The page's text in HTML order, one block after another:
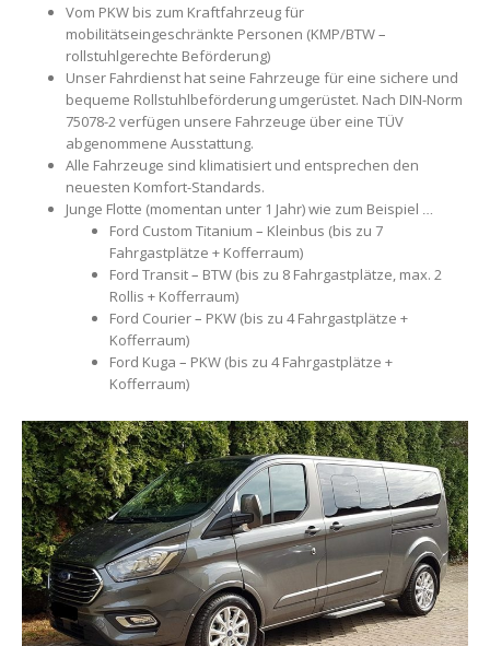
Vom PKW bis zum Kraftfahrzeug für
mobilitätseingeschränkte Personen (KMP/BTW –
rollstuhlgerechte Beförderung)
Unser Fahrdienst hat seine Fahrzeuge für eine sichere und
bequeme Rollstuhlbeförderung umgerüstet. Nach DIN-Norm
75078-2 verfügen unsere Fahrzeuge über eine TÜV
abgenommene Ausstattung.
Alle Fahrzeuge sind klimatisiert und entsprechen den
neuesten Komfort-Standards.
Junge Flotte (momentan unter 1 Jahr) wie zum Beispiel …
Ford Custom Titanium – Kleinbus (bis zu 7
Fahrgastplätze + Kofferraum)
Ford Transit – BTW (bis zu 8 Fahrgastplätze, max. 2
Rollis + Kofferraum)
Ford Courier – PKW (bis zu 4 Fahrgastplätze +
Kofferraum)
Ford Kuga – PKW (bis zu 4 Fahrgastplätze +
Kofferraum)